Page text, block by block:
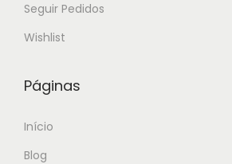
Seguir Pedidos
Wishlist
Páginas
Início
Blog